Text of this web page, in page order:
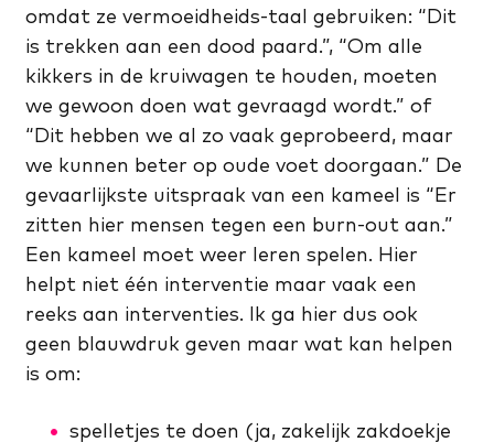
omdat ze vermoeidheids-taal gebruiken: “Dit
is trekken aan een dood paard.”, “Om alle
kikkers in de kruiwagen te houden, moeten
we gewoon doen wat gevraagd wordt.” of
“Dit hebben we al zo vaak geprobeerd, maar
we kunnen beter op oude voet doorgaan.” De
gevaarlijkste uitspraak van een kameel is “Er
zitten hier mensen tegen een burn-out aan.”
Een kameel moet weer leren spelen. Hier
helpt niet één interventie maar vaak een
reeks aan interventies. Ik ga hier dus ook
geen blauwdruk geven maar wat kan helpen
is om:
spelletjes te doen (ja, zakelijk zakdoekje